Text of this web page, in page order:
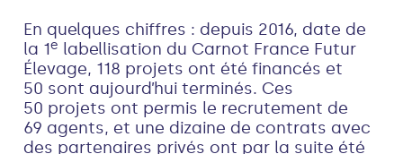
En quelques chiffres : depuis 2016, date de
la 1e labellisation du Carnot France Futur
Élevage, 118 projets ont été financés et
50 sont aujourd’hui terminés. Ces
50 projets ont permis le recrutement de
69 agents, et une dizaine de contrats avec
des partenaires privés ont par la suite été